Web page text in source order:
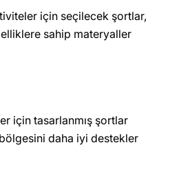
için seçilecek şortlar,
sahip materyaller
için tasarlanmış şortlar
daha iyi destekler